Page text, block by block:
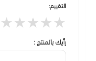
التقييم:
★★★★★
رأيك بالمنتج :